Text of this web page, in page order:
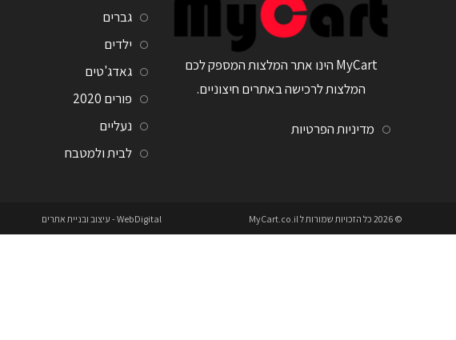
MyCart הינו אתר המלצות המספק לכם
המלצות לרכישה באתרים חיצוניים.
מדיניות הפרטיות
גברים
ילדים
גאדג'טים
פורים 2020
נעליים
לבית ולמטבח
© 2026 כל הזכויות שמורות ל MyCart.co.il
WebDigital- עיצוב ובניית אתרים